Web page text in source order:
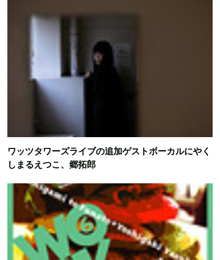
ワッツタワーズライブの追加ゲストボーカルにやく
しまるえつこ、郷拓郎